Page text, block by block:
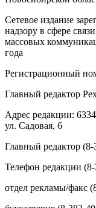
Сетевое издание
надзору в сфере
массовых
года
Регистрационный
Главный редактор
Адрес редакции:
ул. Садовая, 6
Главный редактор
Телефон редакции
отдел рекламы/факс